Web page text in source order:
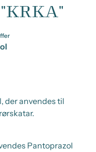
der anvendes til
Pantoprazol